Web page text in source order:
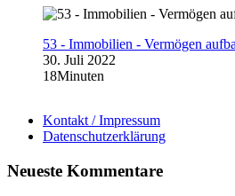
53 - Immobilien - Vermögen
30. Juli 2022
18Minuten
Kontakt / Impressum
Datenschutzerklärung
Neueste Kommentare